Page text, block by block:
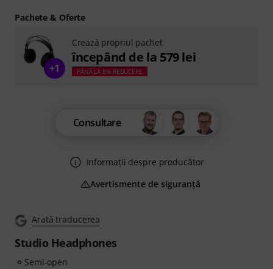
Arată traducerea
Studio Headphones
Semi-open
Consultare
Informații despre producător
Avertismente de siguranță
Pachete & Oferte
+1
Crează propriul pachet
începând de la 579 lei
PÂNĂ LA 8% REDUCERE